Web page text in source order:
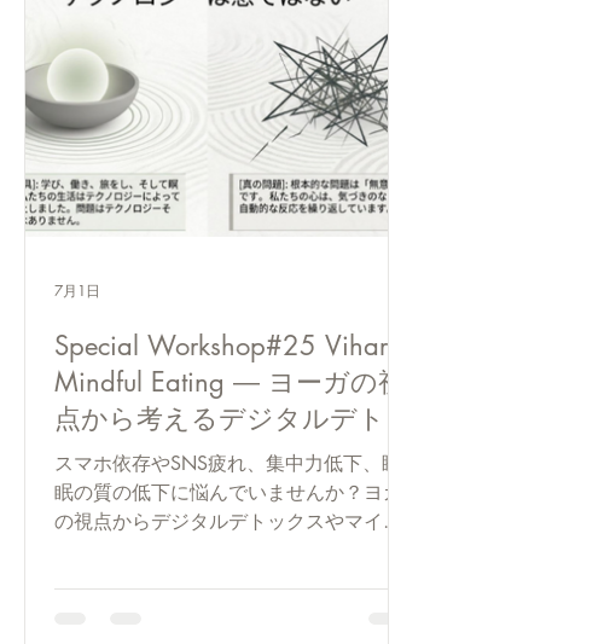
Special Workshop#25 Vihar｜
Mindful Eating ― ヨーガの視
点から考えるデジタルデトッ
クス
スマホ依存やSNS疲れ、集中力低下、睡
眠の質の低下に悩んでいませんか？ヨガ
の視点からデジタルデトックスやマイン
7月1日